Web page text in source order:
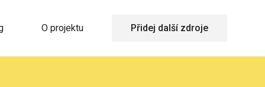
O projektu Přidej další zdroje